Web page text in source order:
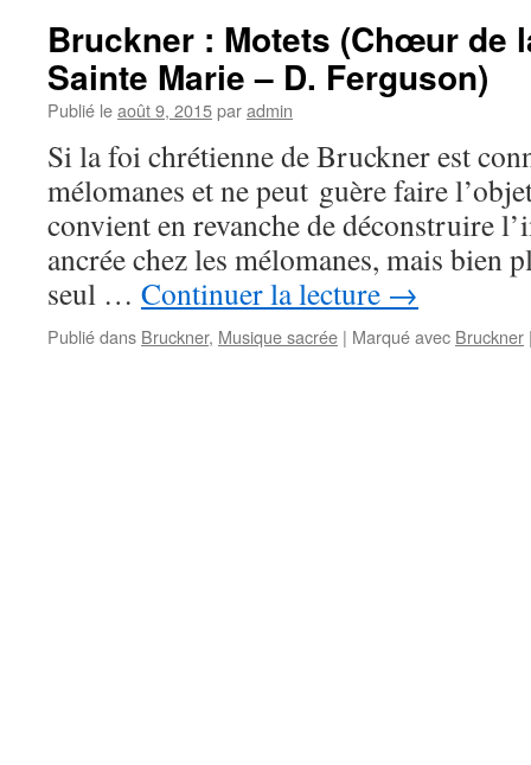
Bruckner : Motets (Chœur de
Sainte Marie – D. Ferguson)
Publié leaoût 9, 2015paradmin
Si la foi chrétienne de Bruckner est
mélomanes et ne peut guère faire
convient en revanche de déconstruire
ancrée chez les mélomanes, mais bien
seul … Continuer la lecture →
Publié dans Bruckner, Musique sacrée | Marqué avec Bruckner